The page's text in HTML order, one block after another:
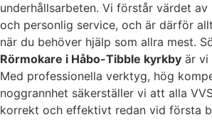
underhållsarbeten. Vi förstår värdet av
och personlig service, och är därför
när du behöver hjälp som allra mest.
Rörmokare i Håbo-Tibble kyrkby är vi
Med professionella verktyg, hög
noggrannhet säkerställer vi att alla
korrekt och effektivt redan vid första